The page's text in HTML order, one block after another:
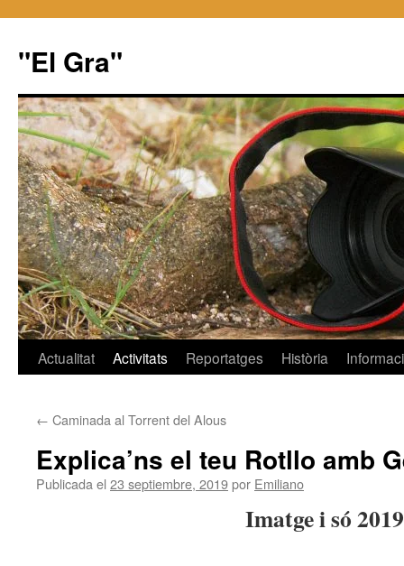
"El Gra"
Saltar
contenido
Actualitat Activitats Reportatges Història
← Caminada al Torrent del Alous
Explica’ns el teu Rotllo amb
Publicada el 23 septiembre, 2019por Emiliano
Imatge i só 2019